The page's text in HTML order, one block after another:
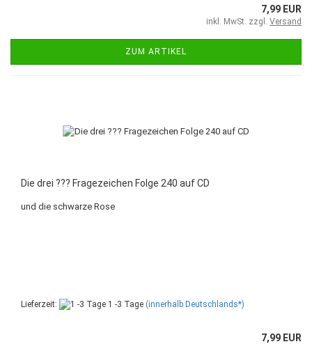
7,99 EUR
inkl. MwSt. zzgl. Versand
ZUM ARTIKEL
Die drei ??? Fragezeichen Folge 240 auf CD
und die schwarze Rose
Lieferzeit: 1 -3 Tage (innerhalb Deutschlands*)
7,99 EUR